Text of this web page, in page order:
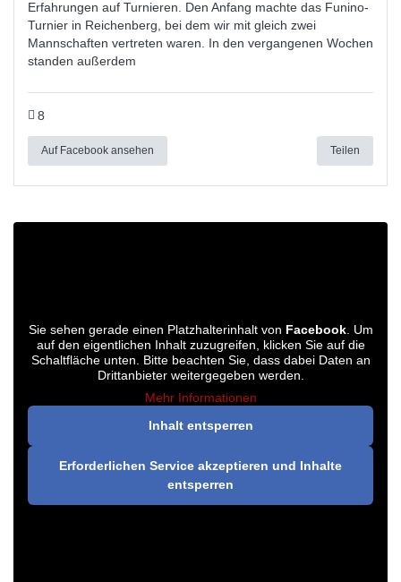
Erfahrungen auf Turnieren. Den Anfang machte das Funino-
Turnier in Reichenberg, bei dem wir mit gleich zwei
Mannschaften vertreten waren. In den vergangenen Wochen
standen außerdem
8
Auf Facebook ansehen Teilen
Sie sehen gerade einen Platzhalterinhalt von Facebook. Um
auf den eigentlichen Inhalt zuzugreifen, klicken Sie auf die
Schaltfläche unten. Bitte beachten Sie, dass dabei Daten an
Drittanbieter weitergegeben werden.
Mehr Informationen
Inhalt entsperren
Erforderlichen Service akzeptieren und Inhalte
entsperren